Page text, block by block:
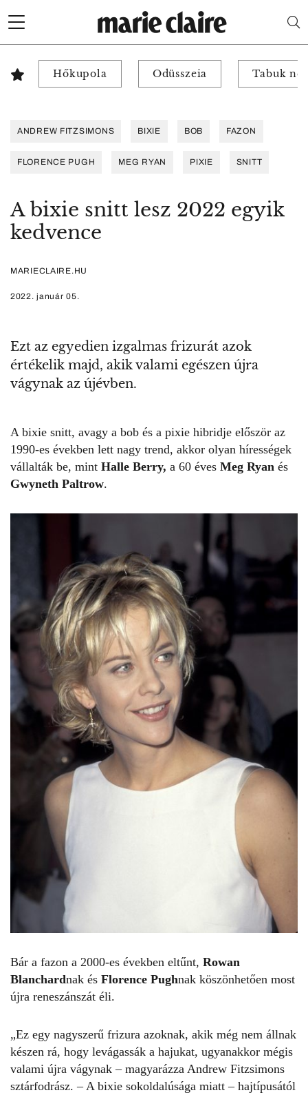
Hőkupola Odüsszeia Tabuk
ANDREW FITZSIMONS BIXIE BOB FAZON
FLORENCE PUGH MEG RYAN PIXIE SNITT
A bixie snitt lesz 2022 egyik
kedvence
MARIECLAIRE.HU
2022. január 05.
Ezt az egyedien izgalmas frizurát azok
értékelik majd, akik valami egészen újra
vágynak az újévben.
A bixie snitt, avagy a bob és a pixie hibridje először az
1990-es években lett nagy trend, akkor olyan hírességek
vállalták be, mint Halle Berry, a 60 éves Meg Ryan és
Gwyneth Paltrow.
Bár a fazon a 2000-es években eltűnt, Rowan
Blanchardnak és Florence Pughnak köszönhetően most
újra reneszánszát éli.
„Ez egy nagyszerű frizura azoknak, akik még nem állnak
készen rá, hogy levágassák a hajukat, ugyanakkor mégis
valami újra vágynak – magyarázza Andrew Fitzsimons
sztárfodrász. – A bixie sokoldalúsága miatt – hajtípusától